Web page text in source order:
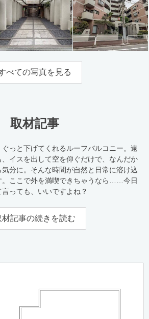
べての写真を見る
取材記事
っと下げてくれるルーフバルコニー。遠
、イスを出して空を仰ぐだけで、なんだか
分に。そんな時間が自然と日常に溶け込
。ここで外を満喫できちゃうなら……今日
っても、いいですよね？
材記事の続きを読む